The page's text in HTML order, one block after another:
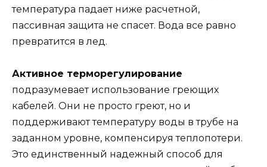
температура падает ниже расчетной,
пассивная защита не спасет. Вода все равно
превратится в лед.
Активное терморегулирование
подразумевает использование греющих
кабелей. Они не просто греют, но и
поддерживают температуру воды в трубе на
заданном уровне, компенсируя теплопотери.
Это единственный надежный способ для